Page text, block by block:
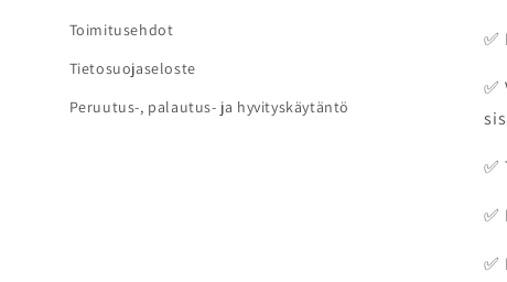
Toimitusehdot
Tietosuojaseloste
Peruutus-, palautus- ja hyvityskäytäntö
✅
✅
✅
✅
✅